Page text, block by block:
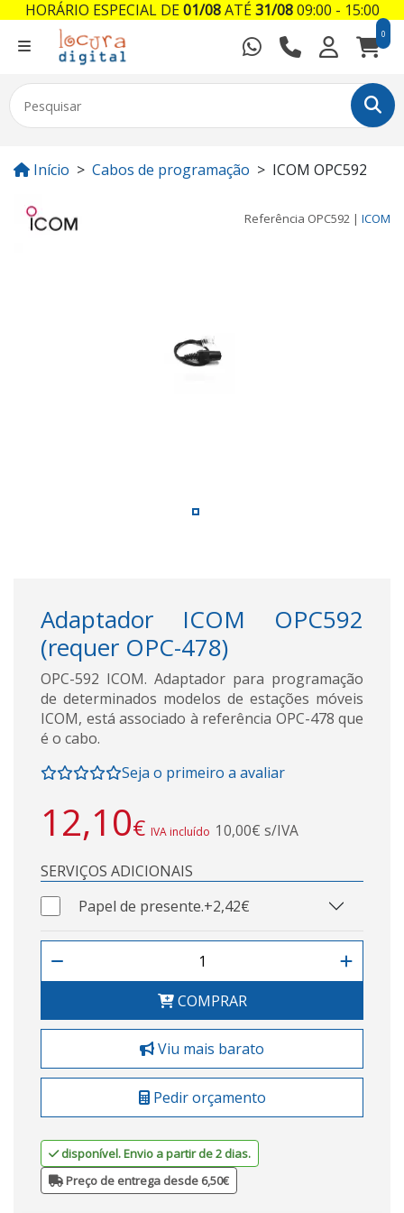
0
Início Cabos de programação ICOM OPC592
Referência OPC592 | ICOM
Adaptador ICOM OPC592
(requer OPC-478)
OPC-592 ICOM. Adaptador para programação
de determinados modelos de estações móveis
ICOM, está associado à referência OPC-478 que
é o cabo.
Seja o primeiro a avaliar
12,10€ IVA incluído 10,00€ s/IVA
SERVIÇOS ADICIONAIS
Papel de presente.+2,42€
COMPRAR
Viu mais barato
Pedir orçamento
disponível. Envio a partir de 2 dias.
Preço de entrega desde 6,50€
HORÁRIO ESPECIAL DE01/08ATÉ31/0809:00 - 15:00